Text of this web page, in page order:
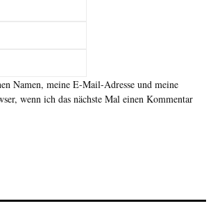
Namen, meine E-Mail-Adresse und meine
wenn ich das nächste Mal einen Kommentar